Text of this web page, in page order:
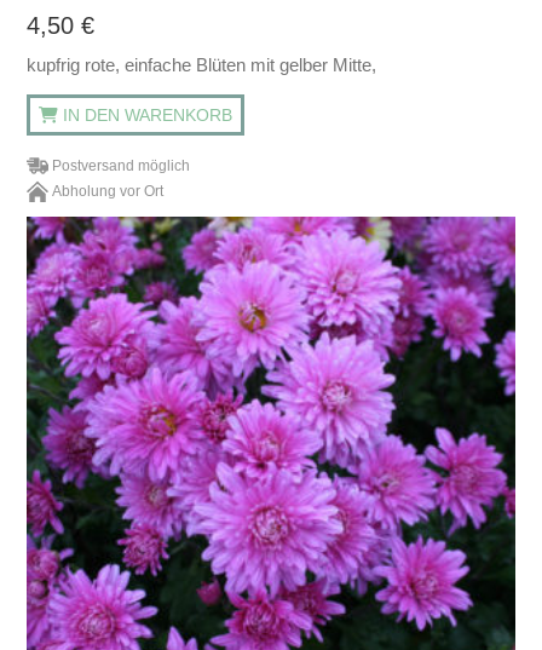
4,50€
kupfrig rote, einfache Blüten mit gelber Mitte,
IN DEN WARENKORB
Postversand möglich
Abholung vor Ort